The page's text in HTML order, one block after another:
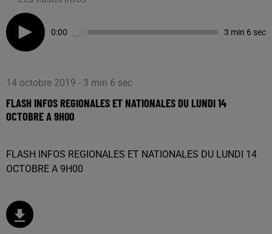
0:00 3 min 6 sec
14 octobre 2019 - 3 min 6 sec
FLASH INFOS REGIONALES ET NATIONALES DU LUNDI 14
OCTOBRE A 9H00
FLASH INFOS REGIONALES ET NATIONALES DU LUNDI 14
OCTOBRE A 9H00